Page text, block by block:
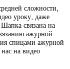
сложности,
уроку, даже
связана на
ажурной
спицами ажурной
на видео